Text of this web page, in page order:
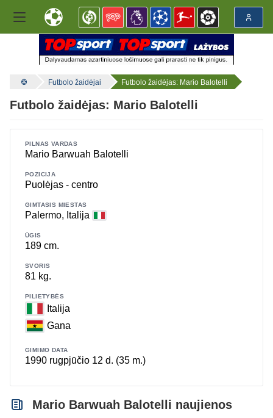
Futbolo žaidėjai Futbolo žaidėjas: Mario Balotelli
Futbolo žaidėjas: Mario Balotelli
PILNAS VARDAS
Mario Barwuah Balotelli
POZICIJA
Puolėjas - centro
GIMTASIS MIESTAS
Palermo, Italija
ŪGIS
189 cm.
SVORIS
81 kg.
PILIETYBĖS
Italija
Gana
GIMIMO DATA
1990 rugpjūčio 12 d. (35 m.)
Mario Barwuah Balotelli naujienos